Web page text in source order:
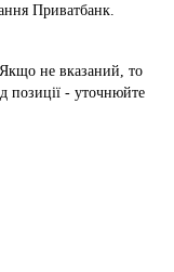
Приватбанк.
Якщо не вказаний, то
позиції - уточнюйте